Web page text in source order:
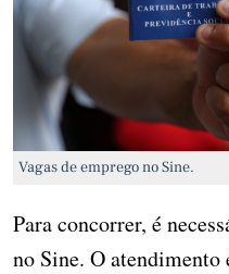
Vagas de emprego no Sine.
Para concorrer, é
no Sine. O